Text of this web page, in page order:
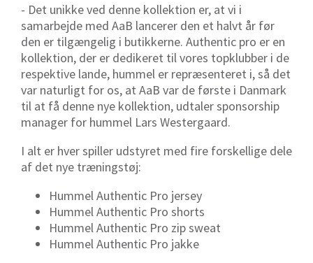
- Det unikke ved denne kollektion er, at vi i
samarbejde med AaB lancerer den et halvt år før
den er tilgængelig i butikkerne. Authentic pro er en
kollektion, der er dedikeret til vores topklubber i de
respektive lande, hummel er repræsenteret i, så det
var naturligt for os, at AaB var de første i Danmark
til at få denne nye kollektion, udtaler sponsorship
manager for hummel Lars Westergaard.
I alt er hver spiller udstyret med fire forskellige dele
af det nye træningstøj:
Hummel Authentic Pro jersey
Hummel Authentic Pro shorts
Hummel Authentic Pro zip sweat
Hummel Authentic Pro jakke